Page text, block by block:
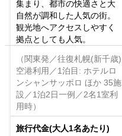
集まり、都市の快適さと大
自然が調和した人気の街。
観光地へアクセスしやすく
拠点としても人気。
（関東発／往復札幌(新千歳)
空港利用／1泊目: ホテルロ
ンシャンサッポロ ほか 35施
設／1泊2日一例／2名1室利
用時）